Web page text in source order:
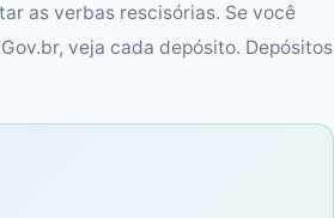
as verbas rescisórias. Se você
veja cada depósito. Depósitos